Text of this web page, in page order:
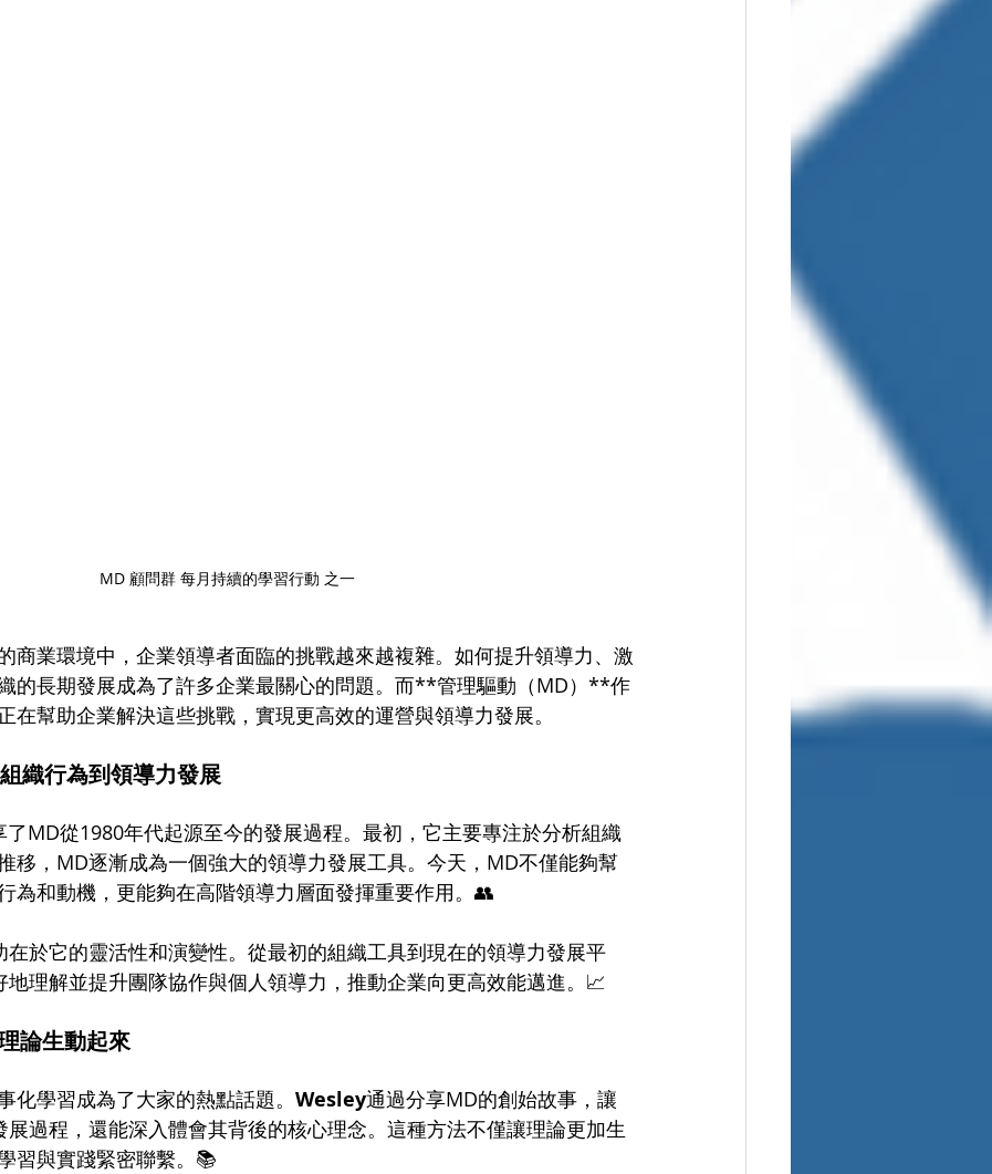
MD 顧問群 每月持續的學習行動 之一
商業環境中，企業領導者面臨的挑戰越來越複雜。如何提升領導力、激
的長期發展成為了許多企業最關心的問題。而**管理驅動（MD）**作
在幫助企業解決這些挑戰，實現更高效的運營與領導力發展。
織行為到領導力發展
了MD從1980年代起源至今的發展過程。最初，它主要專注於分析組織
移，MD逐漸成為一個強大的領導力發展工具。今天，MD不僅能夠幫
為和動機，更能夠在高階領導力層面發揮重要作用。👥
在於它的靈活性和演變性。從最初的組織工具到現在的領導力發展平
理解並提升團隊協作與個人領導力，推動企業向更高效能邁進。📈
論生動起來
化學習成為了大家的熱點話題。 Wesley通過分享MD的創始故事，讓
過程，還能深入體會其背後的核心理念。這種方法不僅讓理論更加生
習與實踐緊密聯繫。📚